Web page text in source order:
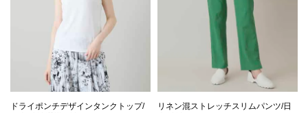
ドライポンチデザインタンクトップ/
リネン混ストレッチスリムパンツ/日